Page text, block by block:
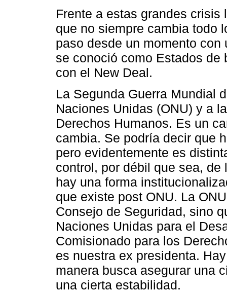
Frente a estas grandes
que no siempre cambia todo
paso desde un momento
se conoció como Estados de
con el New Deal.
La Segunda Guerra Mundial
Naciones Unidas (ONU) y a
Derechos Humanos. Es un
cambia. Se podría decir que
pero evidentemente es
control, por débil que sea,
hay una forma
que existe post ONU. La
Consejo de Seguridad, sino
Naciones Unidas para el
Comisionado para los
es nuestra ex presidenta.
manera busca asegurar una
una cierta estabilidad.